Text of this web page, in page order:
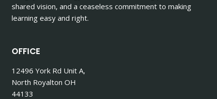
shared vision, and a ceaseless commitment to making
learning easy and right.
OFFICE
12496 York Rd Unit A,
North Royalton OH
44133